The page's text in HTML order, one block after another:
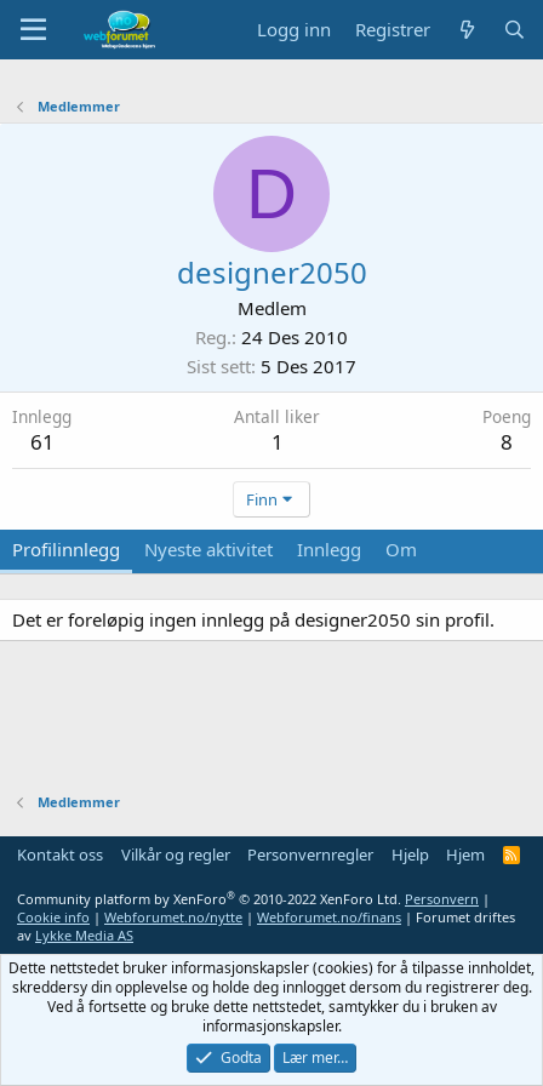
Logg inn Registrer
Medlemmer
D
designer2050
Medlem
Reg. 24 Des 2010
Sist sett 5 Des 2017
Innlegg
61
Antall liker
1
Poeng
8
Finn
Profilinnlegg Nyeste aktivitet Innlegg Om
Det er foreløpig ingen innlegg på designer2050 sin profil.
Medlemmer
Kontakt oss Vilkår og regler Personvernregler Hjelp Hjem
R
Community platform by XenForo® © 2010-2022 XenForo Ltd. Personvern |
Cookie info | Webforumet.no/nytte | Webforumet.no/finans | Forumet driftes
av Lykke Media AS
Dette nettstedet bruker informasjonskapsler (cookies) for å tilpasse innholdet,
skreddersy din opplevelse og holde deg innlogget dersom du registrerer deg.
Ved å fortsette og bruke dette nettstedet, samtykker du i bruken av
informasjonskapsler.
Godta
Lær mer…